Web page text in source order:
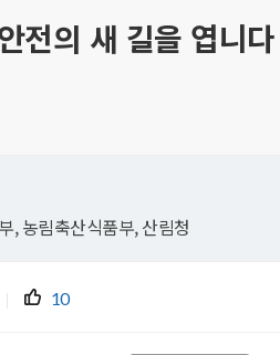
전의 새 길을 엽니다
, 농림축산식품부, 산림청
10